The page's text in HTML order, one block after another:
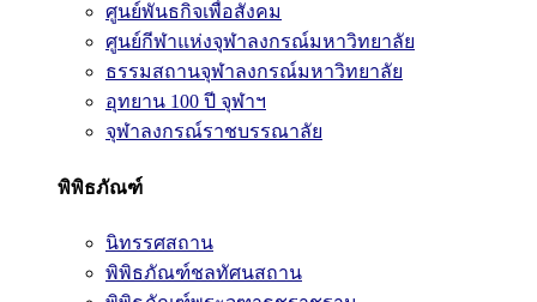
ศูนย์พันธกิจเพื่อสังคม
ศูนย์กีฬาแห่งจุฬาลงกรณ์มหาวิทยาลัย
ธรรมสถานจุฬาลงกรณ์มหาวิทยาลัย
อุทยาน 100 ปี จุฬาฯ
จุฬาลงกรณ์ราชบรรณาลัย
พิพิธภัณฑ์
นิทรรศสถาน
พิพิธภัณฑ์ชลทัศนสถาน